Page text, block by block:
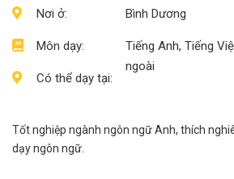
Nơi ở:
Môn dạy:
Có thể dạy tại:
Bình Dương
Tiếng Anh, Tiếng
ngoài
Tốt nghiệp ngành ngôn ngữ Anh, thích
dạy ngôn ngữ.